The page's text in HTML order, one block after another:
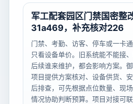
军工配套园区门禁国密整
31a469，补充核对226
门禁、考勤、访客、停车或一卡
只看设备单价。旧系统能不能接、
后续谁来维护，都会影响方案。
项目提供方案核对、设备供货、
后排查，可先根据点位数量、现
情况协助判断预算。项目对接可联